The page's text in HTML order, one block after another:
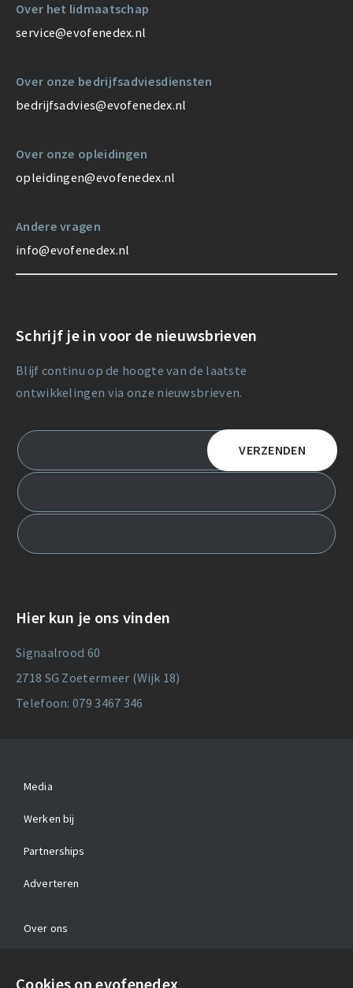
Over het lidmaatschap
service@evofenedex.nl
Over onze bedrijfsadviesdiensten
bedrijfsadvies@evofenedex.nl
Over onze opleidingen
opleidingen@evofenedex.nl
Andere vragen
info@evofenedex.nl
Schrijf je in voor de nieuwsbrieven
Blijf continu op de hoogte van de laatste
ontwikkelingen via onze nieuwsbrieven.
Hier kun je ons vinden
Signaalrood 60
2718 SG Zoetermeer (Wijk 18)
Telefoon: 079 3467 346
Media
Werken bij
Partnerships
Adverteren
Over ons